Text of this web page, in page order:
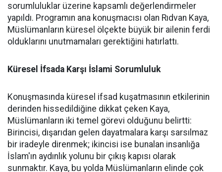
sorumluluklar üzerine kapsamlı değerlendirmeler
yapıldı. Programın ana konuşmacısı olan Rıdvan Kaya,
Müslümanların küresel ölçekte büyük bir ailenin ferdi
olduklarını unutmamaları gerektiğini hatırlattı.
Küresel İfsada Karşı İslami Sorumluluk
Konuşmasında küresel ifsad kuşatmasının etkilerinin
derinden hissedildiğine dikkat çeken Kaya,
Müslümanların iki temel görevi olduğunu belirtti:
Birincisi, dışarıdan gelen dayatmalara karşı sarsılmaz
bir iradeyle direnmek; ikincisi ise bunalan insanlığa
İslam'ın aydınlık yolunu bir çıkış kapısı olarak
sunmaktır. Kaya, bu yolda Müslümanların elinde çok